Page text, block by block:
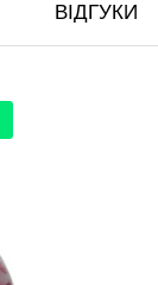
ВІДГУКИ